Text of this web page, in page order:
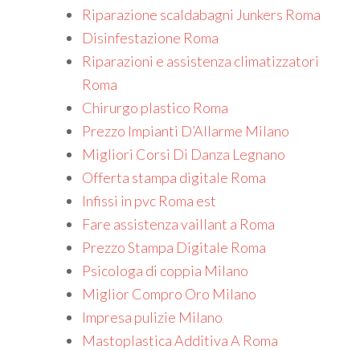
Riparazione scaldabagni Junkers Roma
Disinfestazione Roma
Riparazioni e assistenza climatizzatori
Roma
Chirurgo plastico Roma
Prezzo Impianti D’Allarme Milano
Migliori Corsi Di Danza Legnano
Offerta stampa digitale Roma
Infissi in pvc Roma est
Fare assistenza vaillant a Roma
Prezzo Stampa Digitale Roma
Psicologa di coppia Milano
Miglior Compro Oro Milano
Impresa pulizie Milano
Mastoplastica Additiva A Roma